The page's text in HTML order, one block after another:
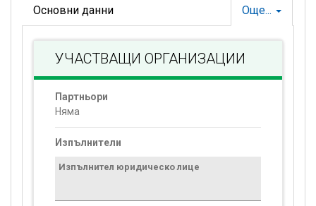
Още...
Основни данни
УЧАСТВАЩИ ОРГАНИЗАЦИИ
Партньори
Няма
Изпълнители
Изпълнител юридическо лице